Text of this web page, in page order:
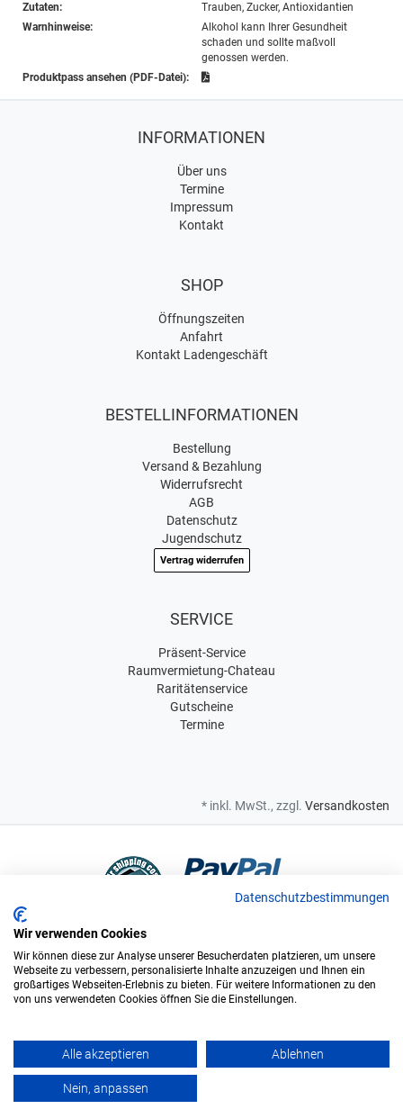
Zutaten:
Trauben, Zucker, Antioxidantien
Warnhinweise:
Alkohol kann Ihrer Gesundheit
schaden und sollte maßvoll
genossen werden.
Produktpass ansehen (PDF-Datei):
INFORMATIONEN
Über uns
Termine
Impressum
Kontakt
SHOP
Öffnungszeiten
Anfahrt
Kontakt Ladengeschäft
BESTELLINFORMATIONEN
Bestellung
Versand & Bezahlung
Widerrufsrecht
AGB
Datenschutz
Jugendschutz
Vertrag widerrufen
SERVICE
Präsent-Service
Raumvermietung-Chateau
Raritätenservice
Gutscheine
Termine
* inkl. MwSt., zzgl. Versandkosten
Bei uns sind Sie in sicheren Händen
Vinopolis GmbH & Co. KG. © Alle Rechte vorbehalten. - ÖKO zertifiziert
Datenschutzbestimmungen
Wir verwenden Cookies
Wir können diese zur Analyse unserer Besucherdaten platzieren, um unsere
Webseite zu verbessern, personalisierte Inhalte anzuzeigen und Ihnen ein
großartiges Webseiten-Erlebnis zu bieten. Für weitere Informationen zu den
von uns verwendeten Cookies öffnen Sie die Einstellungen.
Alle akzeptieren Ablehnen
Nein, anpassen